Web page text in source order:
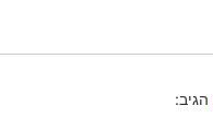
הגיב: